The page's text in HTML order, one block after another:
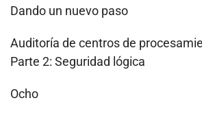
Dando un nuevo paso
Auditoría de centros de
Parte 2: Seguridad lógica
Ocho